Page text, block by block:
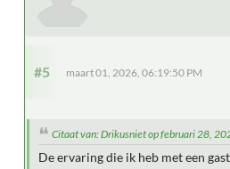
#5 maart 01, 2026, 06:19:50 PM
Citaat van: Drikusniet op februari 28,
De ervaring die ik heb met een